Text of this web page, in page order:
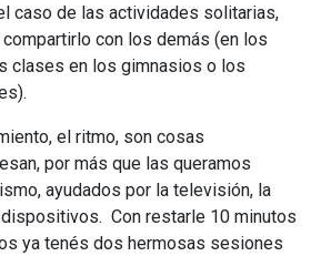
caso de las actividades solitarias,
con los demás (en los
clases en los gimnasios o los
el ritmo, son cosas
por más que las queramos
ayudados por la televisión, la
dispositivos. Con restarle 10 minutos
ya tenés dos hermosas sesiones